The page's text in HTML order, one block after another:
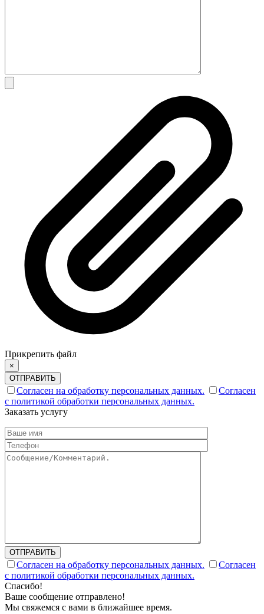
Прикрепить файл
×
ОТПРАВИТЬ
Согласен на обработку персональных данных.
Согласен
с политикой обработки персональных данных.
Заказать услугу
ОТПРАВИТЬ
Согласен на обработку персональных данных.
Согласен
с политикой обработки персональных данных.
Спасибо!
Ваше сообщение отправлено!
Мы свяжемся с вами в ближайшее время.